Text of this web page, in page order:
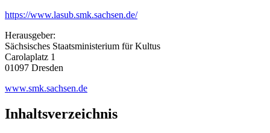
https://www.lasub.smk.sachsen.de/
Herausgeber:
Sächsisches Staatsministerium für Kultus
Carolaplatz 1
01097 Dresden
www.smk.sachsen.de
Inhaltsverzeichnis